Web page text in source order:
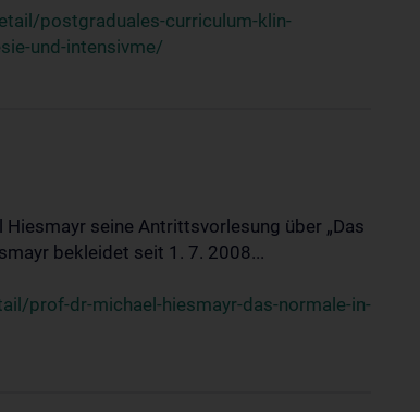
postgraduales-curriculum-klin-
und-intensivme/
seine Antrittsvorlesung über „Das
bekleidet seit 1. 7. 2008...
prof-dr-michael-hiesmayr-das-normale-in-